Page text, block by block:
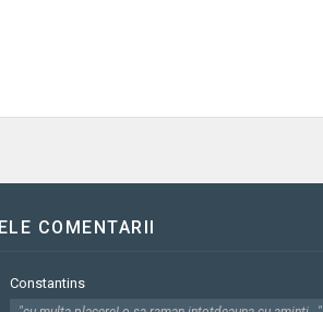
COMENTARII
Constantins